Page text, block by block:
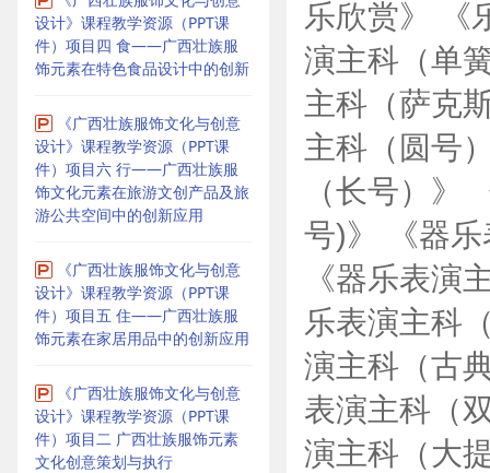
设计》课程教学资源（PPT课
件）项目四 食——广西壮族服
饰元素在特色食品设计中的创新
《广西壮族服饰文化与创意
设计》课程教学资源（PPT课
件）项目六 行——广西壮族服
饰文化元素在旅游文创产品及旅
游公共空间中的创新应用
《广西壮族服饰文化与创意
设计》课程教学资源（PPT课
件）项目五 住——广西壮族服
饰元素在家居用品中的创新应用
《广西壮族服饰文化与创意
设计》课程教学资源（PPT课
件）项目二 广西壮族服饰元素
文化创意策划与执行
乐欣赏》 《
演主科（单
主科（萨克
主科（圆号
（长号）》
号)》 《器
《器乐表演
乐表演主科
演主科（古
表演主科（
演主科（大